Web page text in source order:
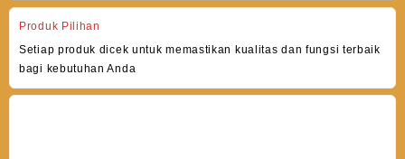
Produk Pilihan
Setiap produk dicek untuk memastikan kualitas dan fungsi terbaik
bagi kebutuhan Anda